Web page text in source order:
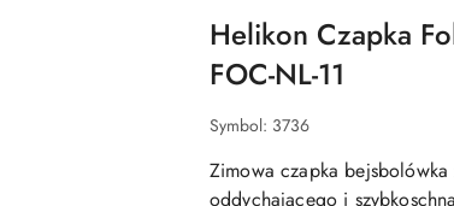
Helikon Czapka
FOC-NL-11
Symbol: 3736
Zimowa czapka bejsbolówka
oddychającego i